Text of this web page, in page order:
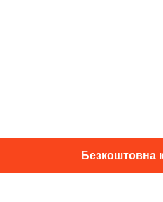
Безкоштовна